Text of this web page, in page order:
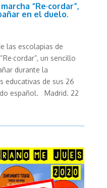
“Re·cordar”,
en el duelo.
las escolapias de
un sencillo
durante la
educativas de sus 26
español. Madrid. 22